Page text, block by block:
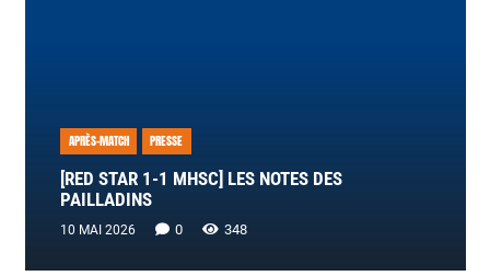
APRÈS-MATCH PRESSE
[RED STAR 1-1 MHSC] LES NOTES DES
PAILLADINS
10 MAI 2026 0 348